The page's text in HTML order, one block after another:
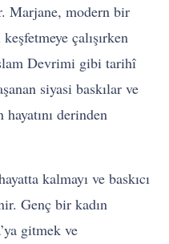
Marjane, modern bir
çalışırken
Devrimi gibi tarihî
siyasi baskılar ve
derinden
kalmayı ve baskıcı
Genç bir kadın
gitmek ve